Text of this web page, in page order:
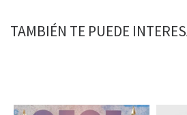
TAMBIÉN TE PUEDE